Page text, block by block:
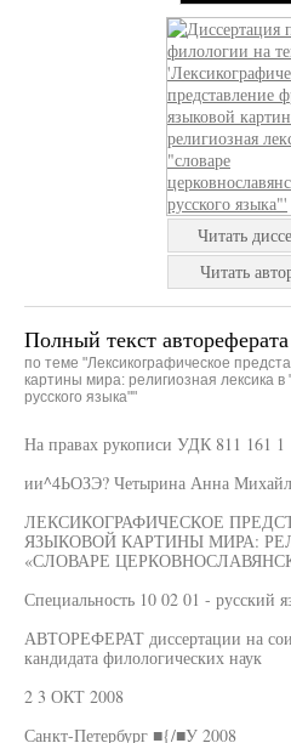
Читать
Читать
Полный текст
по теме "Лексикографическое
картины мира: религиозная лексика в
русского языка""
На правах рукописи УДК 811 161 1
ии^4ЬОЗЭ? Четырина Анна
ЛЕКСИКОГРАФИЧЕСКОЕ
ЯЗЫКОВОЙ КАРТИНЫ МИРА:
«СЛОВАРЕ
Специальность 10 02 01 - русский
АВТОРЕФЕРАТ диссертации на
кандидата филологических наук
2 3 ОКТ 2008
Санкт-Петербург ■{/■У 2008